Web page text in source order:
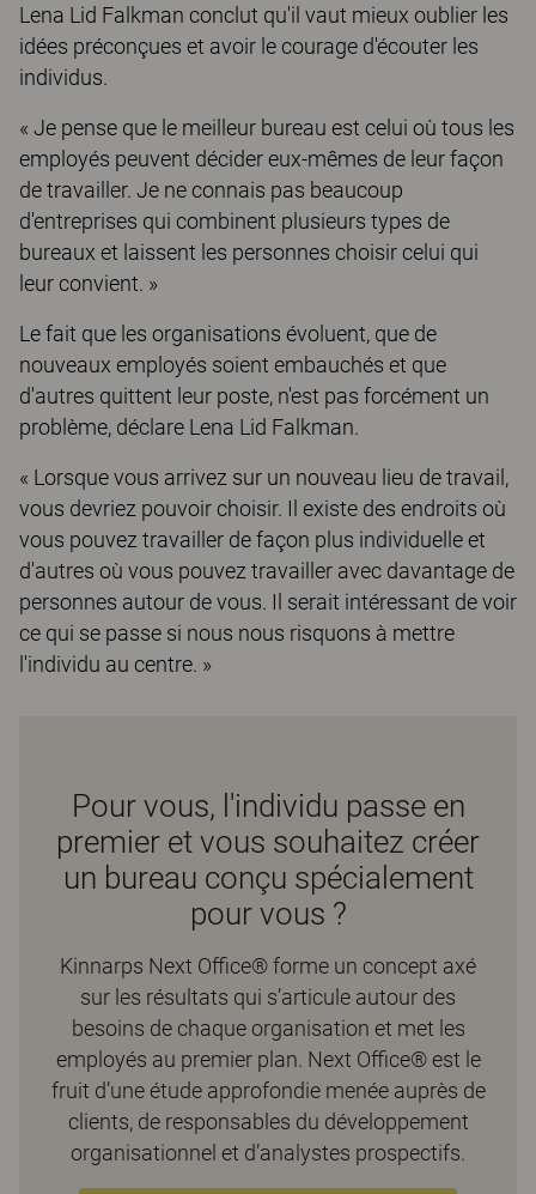
Lena Lid Falkman conclut qu'il vaut mieux oublier les
idées préconçues et avoir le courage d'écouter les
individus.
« Je pense que le meilleur bureau est celui où tous les
employés peuvent décider eux-mêmes de leur façon
de travailler. Je ne connais pas beaucoup
d'entreprises qui combinent plusieurs types de
bureaux et laissent les personnes choisir celui qui
leur convient. »
Le fait que les organisations évoluent, que de
nouveaux employés soient embauchés et que
d'autres quittent leur poste, n'est pas forcément un
problème, déclare Lena Lid Falkman.
« Lorsque vous arrivez sur un nouveau lieu de travail,
vous devriez pouvoir choisir. Il existe des endroits où
vous pouvez travailler de façon plus individuelle et
d'autres où vous pouvez travailler avec davantage de
personnes autour de vous. Il serait intéressant de voir
ce qui se passe si nous nous risquons à mettre
l'individu au centre. »
Pour vous, l'individu passe en
premier et vous souhaitez créer
un bureau conçu spécialement
pour vous ?
Kinnarps Next Office® forme un concept axé
sur les résultats qui s’articule autour des
besoins de chaque organisation et met les
employés au premier plan. Next Office® est le
fruit d’une étude approfondie menée auprès de
clients, de responsables du développement
organisationnel et d’analystes prospectifs.